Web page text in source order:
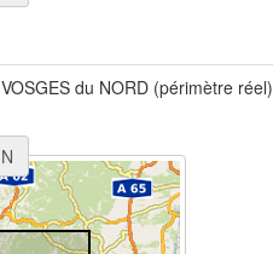
VOSGES du NORD (périmètre réel)
N